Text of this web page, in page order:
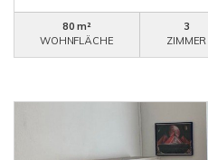
80 m²
WOHNFLÄCHE
3
ZIMMER